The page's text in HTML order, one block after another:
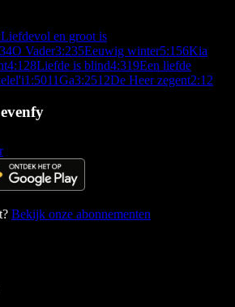
Liefdevol en groot is
4O Vader3:235Eeuwig winter5:156Kia
4:128Liefde is blind4:319Een liefde
1:5011Ga3:2512De Heer zegent2:12
Bekijk onze abonnementen